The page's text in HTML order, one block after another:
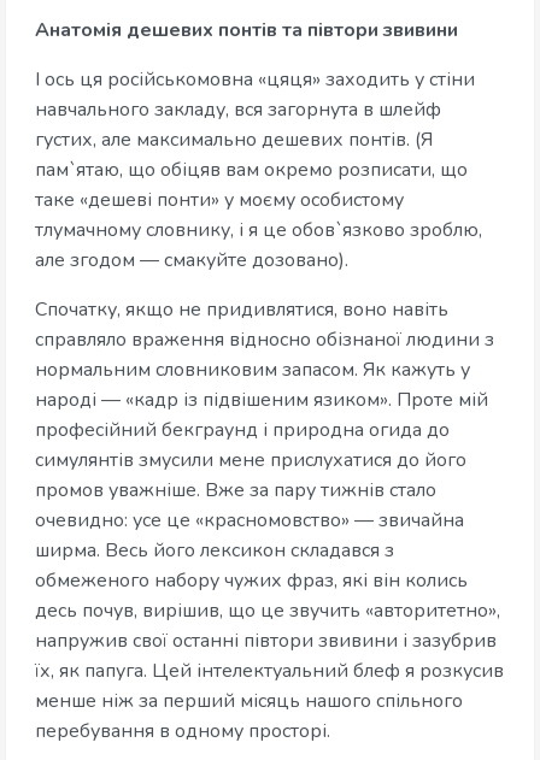
Анатомія дешевих понтів та півтори звивини
І ось ця російськомовна «цяця» заходить у стіни
навчального закладу, вся загорнута в шлейф
густих, але максимально дешевих понтів. (Я
пам`ятаю, що обіцяв вам окремо розписати, що
таке «дешеві понти» у моєму особистому
тлумачному словнику, і я це обов`язково зроблю,
але згодом — смакуйте дозовано).
Спочатку, якщо не придивлятися, воно навіть
справляло враження відносно обізнаної людини з
нормальним словниковим запасом. Як кажуть у
народі — «кадр із підвішеним язиком». Проте мій
професійний бекграунд і природна огида до
симулянтів змусили мене прислухатися до його
промов уважніше. Вже за пару тижнів стало
очевидно: усе це «красномовство» — звичайна
ширма. Весь його лексикон складався з
обмеженого набору чужих фраз, які він колись
десь почув, вирішив, що це звучить «авторитетно»,
напружив свої останні півтори звивини і зазубрив
їх, як папуга. Цей інтелектуальний блеф я розкусив
менше ніж за перший місяць нашого спільного
перебування в одному просторі.